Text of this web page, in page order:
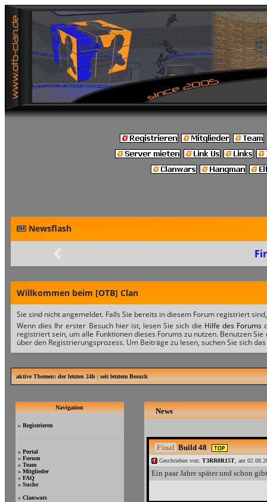
Newsflash
Willkommen beim [OTB] Clan
Sie sind nicht angemeldet. Falls Sie bereits in diesem Forum registriert
Wenn dies Ihr erster Besuch hier ist, lesen Sie sich die Hilfe des Forums
registriert sein, um alle Funktionen dieses Forums zu nutzen. Benutzen
über den Registrierungsprozess. Um Beiträge zu lesen, suchen Sie sich
aktive Themen:der letzten 24h|seit letztem Besuch
Navigation
» Registrieren
» Portal
» Forum
» Team
» Mitglieder
» FAQ
» Suche
» Clanwars
News
Final Build 48
Geschrieben von: T3RR0R15T, am
Ein paar Jahre später und schon